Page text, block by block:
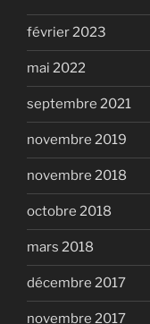
février 2023
mai 2022
septembre 2021
novembre 2019
novembre 2018
octobre 2018
mars 2018
décembre 2017
novembre 2017